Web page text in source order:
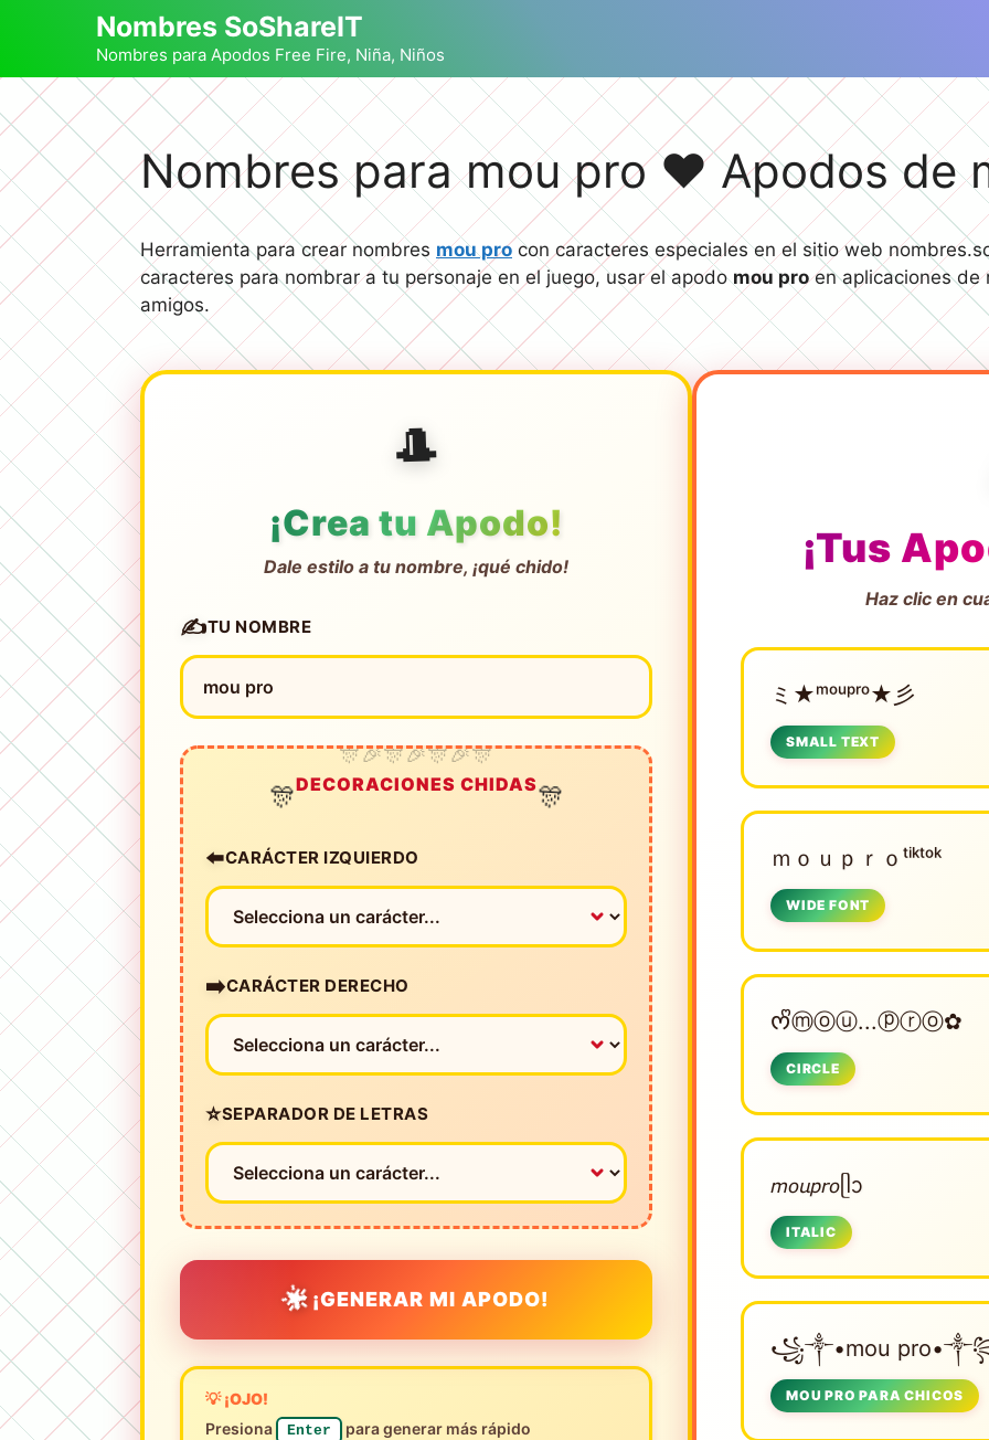
Nombres SoShareIT
Nombres para Apodos Free Fire, Niña, Niños
Nombres para mou pro ❤️ Apodos de
Herramienta para crear nombres mou pro con caracteres especiales en el sitio web
caracteres para nombrar a tu personaje en el juego, usar el apodomou proen aplicaciones de
amigos.
🎩
¡Crea tu Apodo!
Dale estilo a tu nombre, ¡qué chido!
✍️TU NOMBRE
🎊DECORACIONES CHIDAS🎊
⬅️CARÁCTER IZQUIERDO
➡️CARÁCTER DERECHO
⭐SEPARADOR DE LETRAS
🌟¡GENERAR MI APODO!
💡 ¡OJO!
Presiona
Enter para generar más rápido
¡Tus
Haz clic en
ミ★ᵐᵒᵘᵖʳᵒ★彡
SMALL TEXT
ｍｏｕｐｒｏᵗⁱᵏᵗᵒᵏ
WIDE FONT
ᰔᩚⓜⓞⓤ...ⓟⓡⓞ✿
CIRCLE
𝘮𝘰𝘶𝘱𝘳𝘰ᥫᩣ
ITALIC
꧁༒•mou
MOU PRO PARA CHICOS